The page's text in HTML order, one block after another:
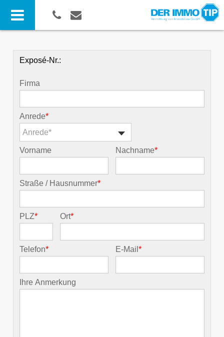
Exposé-Nr.:
Firma
Anrede*
Anrede*
Vorname Nachname*
Straße / Hausnummer*
PLZ* Ort*
Telefon* E-Mail*
Ihre Anmerkung